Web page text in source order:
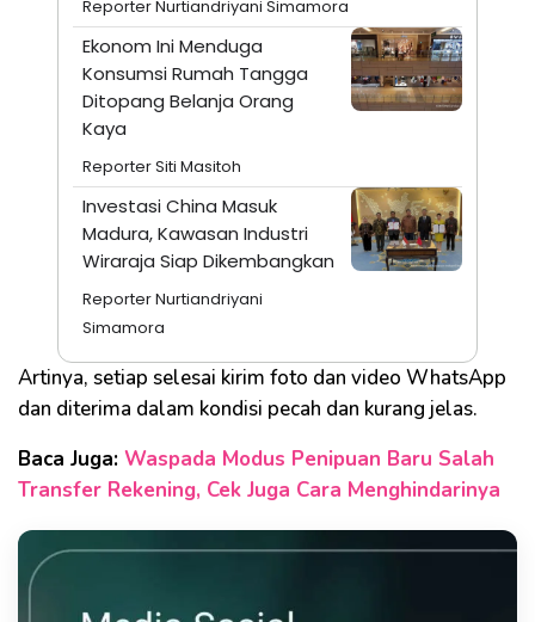
Reporter Nurtiandriyani Simamora
Ekonom Ini Menduga
Konsumsi Rumah Tangga
Ditopang Belanja Orang
Kaya
Reporter Siti Masitoh
Investasi China Masuk
Madura, Kawasan Industri
Wiraraja Siap Dikembangkan
Reporter Nurtiandriyani
Simamora
Artinya, setiap selesai kirim foto dan video WhatsApp
dan diterima dalam kondisi pecah dan kurang jelas.
Baca Juga: Waspada Modus Penipuan Baru Salah
Transfer Rekening, Cek Juga Cara Menghindarinya